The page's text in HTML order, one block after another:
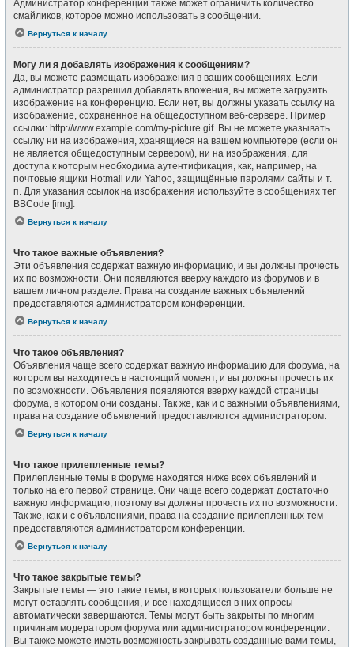
Администратор конференции также может ограничить количество
смайликов, которое можно использовать в сообщении.
Вернуться к началу
Могу ли я добавлять изображения к сообщениям?
Да, вы можете размещать изображения в ваших сообщениях. Если
администратор разрешил добавлять вложения, вы можете загрузить
изображение на конференцию. Если нет, вы должны указать ссылку на
изображение, сохранённое на общедоступном веб-сервере. Пример
ссылки: http://www.example.com/my-picture.gif. Вы не можете указывать
ссылку ни на изображения, хранящиеся на вашем компьютере (если он
не является общедоступным сервером), ни на изображения, для
доступа к которым необходима аутентификация, как, например, на
почтовые ящики Hotmail или Yahoo, защищённые паролями сайты и т.
п. Для указания ссылок на изображения используйте в сообщениях тег
BBCode [img].
Вернуться к началу
Что такое важные объявления?
Эти объявления содержат важную информацию, и вы должны прочесть
их по возможности. Они появляются вверху каждого из форумов и в
вашем личном разделе. Права на создание важных объявлений
предоставляются администратором конференции.
Вернуться к началу
Что такое объявления?
Объявления чаще всего содержат важную информацию для форума, на
котором вы находитесь в настоящий момент, и вы должны прочесть их
по возможности. Объявления появляются вверху каждой страницы
форума, в котором они созданы. Так же, как и с важными объявлениями,
права на создание объявлений предоставляются администратором.
Вернуться к началу
Что такое прилепленные темы?
Прилепленные темы в форуме находятся ниже всех объявлений и
только на его первой странице. Они чаще всего содержат достаточно
важную информацию, поэтому вы должны прочесть их по возможности.
Так же, как и с объявлениями, права на создание прилепленных тем
предоставляются администратором конференции.
Вернуться к началу
Что такое закрытые темы?
Закрытые темы — это такие темы, в которых пользователи больше не
могут оставлять сообщения, и все находящиеся в них опросы
автоматически завершаются. Темы могут быть закрыты по многим
причинам модератором форума или администратором конференции.
Вы также можете иметь возможность закрывать созданные вами темы,